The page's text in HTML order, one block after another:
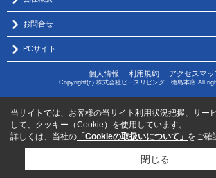
お問合せ
PCサイト
個人情報 ｜ 利用規約｜ アクセスマッ
Copyright(c) 株式会社ピースリビング 徳島本店 All
当サイトでは、お客様の当サイト利用状況把握、サー
して、クッキー（Cookie）を使用しています。
詳しくは、当社の 「Cookieの取扱いについて」 をご確
閉じる